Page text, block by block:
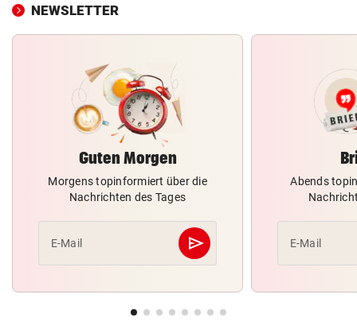
NEWSLETTER
Guten Morgen
Morgens topinformiert über die
Nachrichten des Tages
E-Mail send
Abschicken
Abends
E-Mail